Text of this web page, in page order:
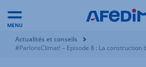
MENU
Vous êtes ici:
Actualités et conseils
#ParlonsClimat! – Episode 8 : La construction